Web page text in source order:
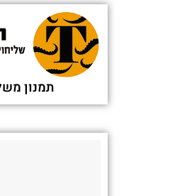
יש משהו
גט דליברי (Get Delivery) - שירות לקוחות
איך אנחנו